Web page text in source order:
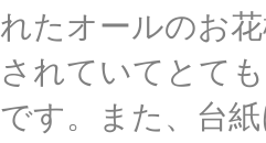
れたオールのお
されていてとて
です。また、台